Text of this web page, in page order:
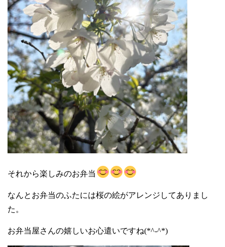
それから楽しみのお弁当
なんとお弁当のふたには桜の絵がアレンジしてありまし
た。
お弁当屋さんの嬉しいお心遣いですね(*^-^*)